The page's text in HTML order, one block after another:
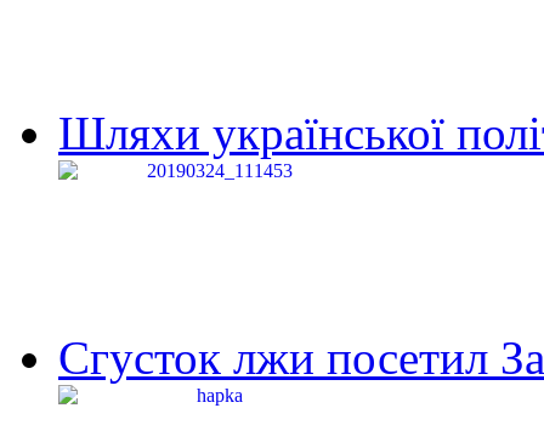
Шляхи української
Сгусток лжи посетил